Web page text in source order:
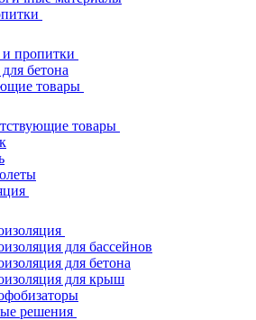
пропитки
бетона
товары
товары
для бассейнов
для бетона
для крыш
решения